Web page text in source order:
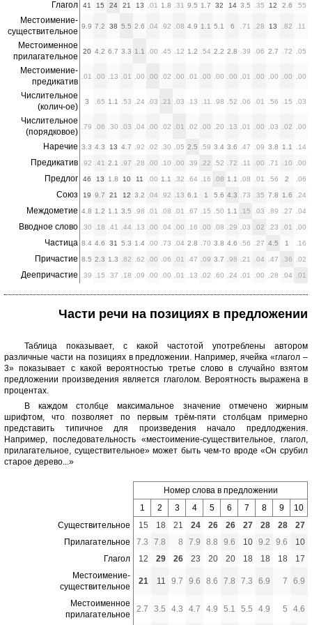
Глагол 41 15 24 21 13 .01 1.8 .31 9.5 1.7 32 14 3.5 .35 12 2.6 .55
Местоимение-
существительное
9.9 7.2 38 5.5 2.6 .04 .92 .08 4.9 1.1 5.1 6 .71 .28 13 .82 .11
Местоименное
прилагательное
20 4.2 6.7 3.3 1.1 .00 .45 .12 1.2 .54 2.2 2.8 .39 .06 2.7 .72 .05
Местоимение-
предикатив
.01 .00 .13 .01 .00 .00 .02 .00 .01 .00 .00 .00 .01 .00 .00 .00 .00
Числительное
(колич-ое)
3 .65 1.1 .53 .24 .03 .21 .03 .13 .11 .98 .52 .06 .01 .56 .15 .03
Числительное
(порядковое)
.79 .06 .30 .03 .04 .00 .02 .01 .02 .00 .20 .13 .01 .00 .03 .02 .00
Наречие 3.3 4.3 13 4.7 .92 .02 .30 .05 2.5 .59 3.4 3.6 .47 .09 3.8 1.1 .14
Предикатив .92 .41 2.1 .97 .28 .00 .10 .00 .39 .22 .52 .72 .11 .00 .71 .10 .00
Предлог 46 13 1.8 10 11 .00 1.1 .32 .64 .16 .08 1.1 .08 .01 .56 2 .06
Союз 19 9.7 21 12 3.2 .04 .92 .13 6.1 1 5.6 4.3 .73 .35 7.8 1.6 .24
Междометие 4.8 1.2 1.1 3.5 .98 .01 .08 .01 .67 .15 .50 1.1 .15 .03 .89 .27 .04
Вводное слово .30 .18 .41 .44 .13 .00 .04 .00 .16 .00 .08 .29 .03 .02 .23 .01 .00
Частица 8.4 4.6 31 5.3 1.4 .00 .73 .04 2.8 .70 3.8 4.6 .56 .27 4.5 1 .16
Причастие 8.5 2.3 1.3 .82 .62 .00 .06 .01 .47 .09 3.7 .98 .21 .04 .47 .36 .02
Деепричастие .39 .15 .37 .18 .09 .00 .00 .01 .13 .02 .60 .24 .01 .00 .28 .04 .01
Части речи на позициях в предложении
Таблица показывает, с какой частотой употреблены автором
различные части на позициях в предложении. Например, ячейка «глагол –
3» показывает с какой вероятностью третье слово в случайно взятом
предложении произведения является глаголом. Вероятность выражена в
процентах.
В каждом столбце максимальное значение отмечено жирным
шрифтом, что позволяет по первым трём-пяти столбцам примерно
представить типичное для произведения начало предлоджения.
Например, последовательность «местоимение-существительное, глагол,
прилагательное, существительное» может быть чем-то вроде «Он срубил
старое дерево...»
Номер слова в предложении
1
2 3 4 5 6 7 8 9
10
Существительное
15 18 21 24 26 26 27 28 28
27
Прилагательное
7.3 7.8 8 7.9 8.8 9.6 10 9.2 9.6
10
Глагол
12 29 26 23 20 20 18 18 18
17
Местоимение-
существительное
21 11 9.7 9.6 8.6 7.8 7.3 6.9 7 6.9
Местоименное
прилагательное
2.7 3.5 4.3 4.7 4.9 5.1 5.5 4.9 5 4.6